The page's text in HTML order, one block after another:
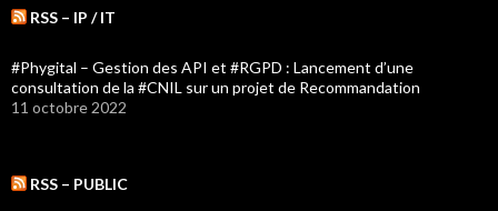
RSS – IP / IT
#Phygital – Gestion des API et #RGPD : Lancement d’une
consultation de la #CNIL sur un projet de Recommandation
11 octobre 2022
RSS – PUBLIC